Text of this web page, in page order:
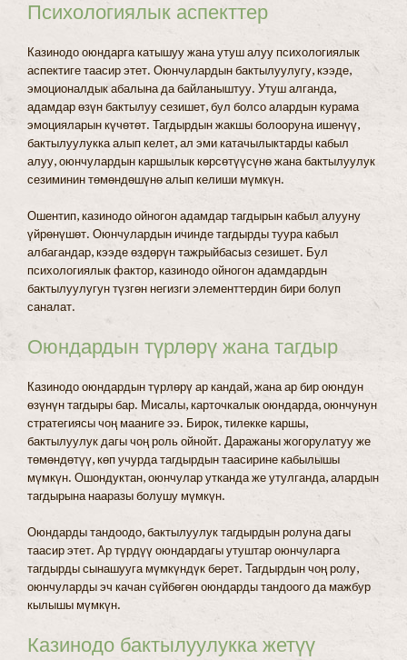
Психологиялык аспекттер
Казинодо оюндарга катышуу жана утуш алуу психологиялык
аспектиге таасир этет. Оюнчулардын бактылуулугу, кээде,
эмоционалдык абалына да байланыштуу. Утуш алганда,
адамдар өзүн бактылуу сезишет, бул болсо алардын курама
эмоцияларын күчөтөт. Тагдырдын жакшы болооруна ишенүү,
бактылуулукка алып келет, ал эми катачылыктарды кабыл
алуу, оюнчулардын каршылык көрсөтүүсүнө жана бактылуулук
сезиминин төмөндөшүнө алып келиши мүмкүн.
Ошентип, казинодо ойногон адамдар тагдырын кабыл алууну
үйрөнүшөт. Оюнчулардын ичинде тагдырды туура кабыл
албагандар, кээде өздөрүн тажрыйбасыз сезишет. Бул
психологиялык фактор, казинодо ойногон адамдардын
бактылуулугун түзгөн негизги элементтердин бири болуп
саналат.
Оюндардын түрлөрү жана тагдыр
Казинодо оюндардын түрлөрү ар кандай, жана ар бир оюндун
өзүнүн тагдыры бар. Мисалы, карточкалык оюндарда, оюнчунун
стратегиясы чоң мааниге ээ. Бирок, тилекке каршы,
бактылуулук дагы чоң роль ойнойт. Даражаны жогорулатуу же
төмөндөтүү, көп учурда тагдырдын таасирине кабылышы
мүмкүн. Ошондуктан, оюнчулар утканда же утулганда, алардын
тагдырына нааразы болушу мүмкүн.
Оюндарды тандоодо, бактылуулук тагдырдын ролуна дагы
таасир этет. Ар түрдүү оюндардагы утуштар оюнчуларга
тагдырды сынашууга мүмкүндүк берет. Тагдырдын чоң ролу,
оюнчуларды эч качан сүйбөгөн оюндарды тандоого да мажбур
кылышы мүмкүн.
Казинодо бактылуулукка жетүү